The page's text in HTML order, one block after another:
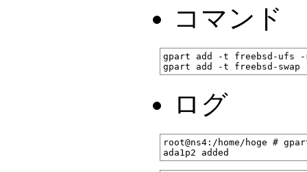
コマンド
gpart add -t freebsd-ufs -s
ログ
root@ns4:/home/hoge #